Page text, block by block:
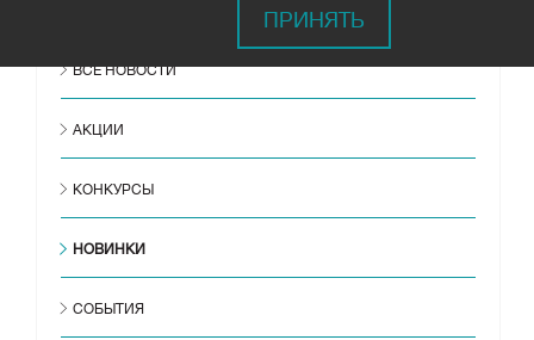
ВСЕ НОВОСТИ
АКЦИИ
КОНКУРСЫ
НОВИНКИ
СОБЫТИЯ
ПРИНЯТЬ